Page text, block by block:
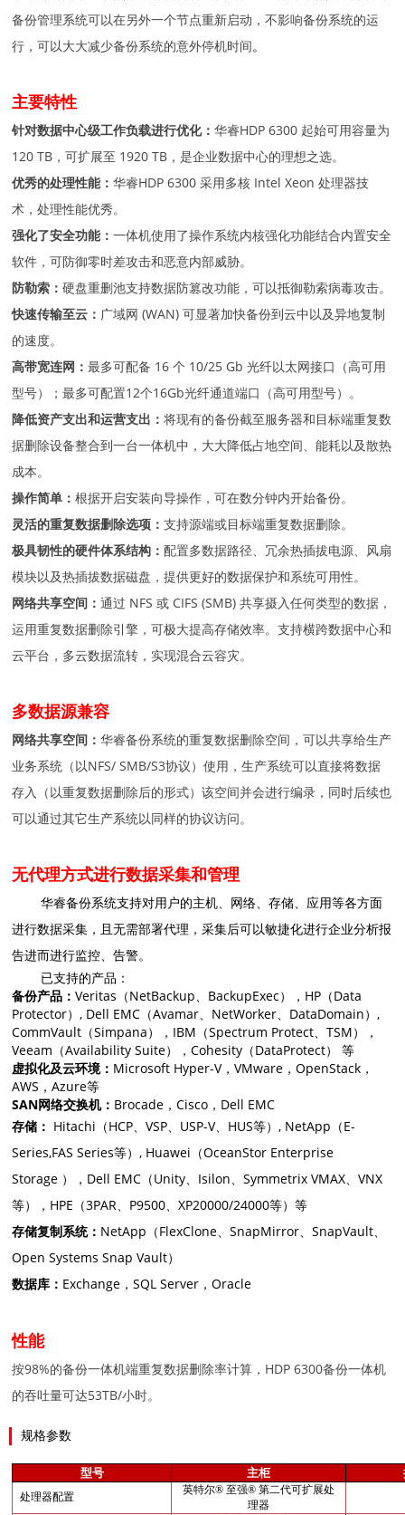
备份管理系统可以在另外一个节点重新启动，不影响备份系统的运
行，可以大大减少备份系统的意外停机时间。
主要特性
针对数据中心级工作负载进行优化：华睿HDP 6300 起始可用容量为
120 TB，可扩展至 1920 TB，是企业数据中心的理想之选。
优秀的处理性能：华睿HDP 6300 采用多核 Intel Xeon 处理器技
术，处理性能优秀。
强化了安全功能：一体机使用了操作系统内核强化功能结合内置安全
软件，可防御零时差攻击和恶意内部威胁。
防勒索：硬盘重删池支持数据防篡改功能，可以抵御勒索病毒攻击。
快速传输至云： 广域网 (WAN) 可显著加快备份到云中以及异地复制
的速度。
高带宽连网：最多可配备 16 个 10/25 Gb 光纤以太网接口（高可用
型号）；最多可配置12个16Gb光纤通道端口（高可用型号）。
降低资产支出和运营支出：将现有的备份截至服务器和目标端重复数
据删除设备整合到一台一体机中，大大降低占地空间、能耗以及散热
成本。
操作简单：根据开启安装向导操作，可在数分钟内开始备份。
灵活的重复数据删除选项：支持源端或目标端重复数据删除。
极具韧性的硬件体系结构：配置多数据路径、冗余热插拔电源、风扇
模块以及热插拔数据磁盘，提供更好的数据保护和系统可用性。
网络共享空间：通过 NFS 或 CIFS (SMB) 共享摄入任何类型的数据，
运用重复数据删除引擎，可极大提高存储效率。支持横跨数据中心和
云平台，多云数据流转，实现混合云容灾。
多数据源兼容
网络共享空间：华睿备份系统的重复数据删除空间，可以共享给生产
业务系统（以NFS/ SMB/S3协议）使用，生产系统可以直接将数据
存入（以重复数据删除后的形式）该空间并会进行编录，同时后续也
可以通过其它生产系统以同样的协议访问。
无代理方式进行数据采集和管理
华睿备份系统支持对用户的主机、网络、存储、应用等各方面
进行数据采集，且无需部署代理，采集后可以敏捷化进行企业分析报
告进而进行监控、告警。
已支持的产品：
备份产品：Veritas（NetBackup、BackupExec） ，HP（Data
Protector）, Dell EMC（Avamar、NetWorker、DataDomain）,
CommVault（Simpana），IBM（Spectrum Protect、TSM），
Veeam（Availability Suite），Cohesity（DataProtect） 等
虚拟化及云环境： Microsoft Hyper-V，VMware，OpenStack ，
AWS，Azure等
SAN网络交换机： Brocade，Cisco，Dell EMC
存储： Hitachi （HCP、VSP、 USP-V、HUS等）, NetApp （E-
Series,FAS Series等）, Huawei （OceanStor Enterprise
Storage ），Dell EMC（Unity、Isilon、Symmetrix VMAX、VNX
等），HPE（3PAR、P9500、XP20000/24000等）等
存储复制系统： NetApp（FlexClone、SnapMirror、SnapVault、
Open Systems Snap Vault）
数据库： Exchange，SQL Server，Oracle
性能
按98%的备份一体机端重复数据删除率计算，HDP 6300备份一体机
的吞吐量可达53TB/小时。
规格参数
型号 主柜
处理器配置
英特尔® 至强® 第二代可扩展处
理器